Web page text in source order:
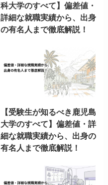
科大学のすべて】偏差値・
詳細な就職実績から、出身
の有名人まで徹底解説！
【受験生が知るべき鹿児島
大学のすべて】偏差値・詳
細な就職実績から、出身の
有名人まで徹底解説！